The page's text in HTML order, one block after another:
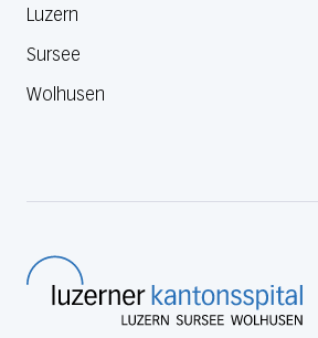
Luzern
Sursee
Wolhusen